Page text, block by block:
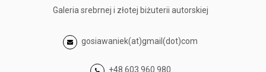
Galeria srebrnej i złotej biżuterii autorskiej
gosiawaniek(at)gmail(dot)com
+48 603 960 980